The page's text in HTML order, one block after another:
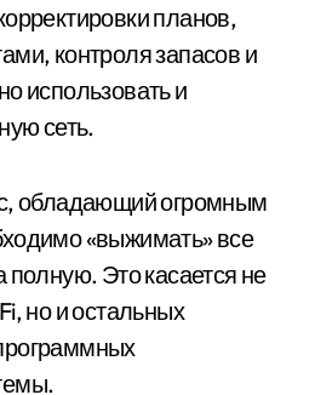
планов,
контроля запасов и
использовать и
сеть.
обладающий огромным
«выжимать» все
полную. Это касается не
но и остальных